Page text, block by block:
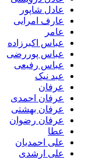
عادل شاپور
عارف امرایی
عامر
عباس اکبرزاده
عباس پوررضی
عباس رفیعی
عبد نیک
عرفان
عرفان احمدی
عرفان بهشتی
عرفان رضوان
عطا
علی احمدیان
علی ارشدی